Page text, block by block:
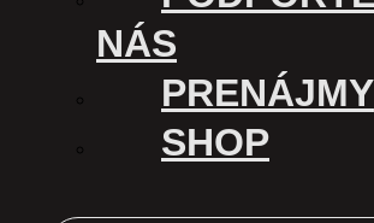
NÁS
PRENÁJMY
SHOP